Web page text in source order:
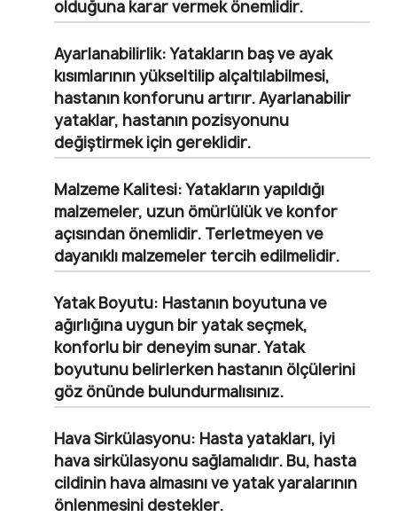
olduğuna karar vermek önemlidir.
Ayarlanabilirlik:Yatakların baş ve ayak
kısımlarının yükseltilip alçaltılabilmesi,
hastanın konforunu artırır. Ayarlanabilir
yataklar, hastanın pozisyonunu
değiştirmek için gereklidir.
Malzeme Kalitesi:Yatakların yapıldığı
malzemeler, uzun ömürlülük ve konfor
açısından önemlidir. Terletmeyen ve
dayanıklı malzemeler tercih edilmelidir.
Yatak Boyutu: Hastanın boyutuna ve
ağırlığına uygun bir yatak seçmek,
konforlu bir deneyim sunar. Yatak
boyutunu belirlerken hastanın ölçülerini
göz önünde bulundurmalısınız.
Hava Sirkülasyonu: Hasta yatakları, iyi
hava sirkülasyonu sağlamalıdır. Bu, hasta
cildinin hava almasını ve yatak yaralarının
önlenmesini destekler.